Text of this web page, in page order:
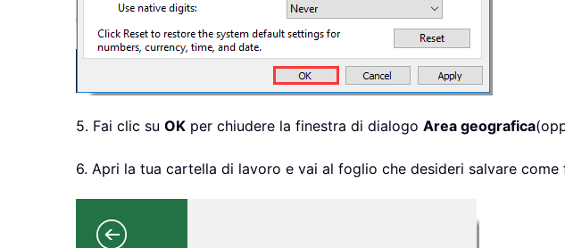
5. Fai clic su OK per chiudere la finestra di dialogo Area geografica
6. Apri la tua cartella di lavoro e vai al foglio che desideri salvare